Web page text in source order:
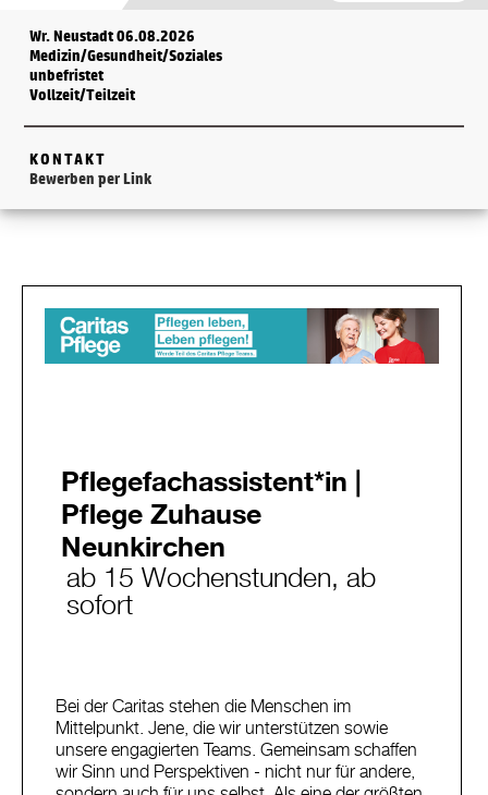
Wr. Neustadt 06.08.2026
Medizin/Gesundheit/Soziales
unbefristet
Vollzeit/Teilzeit
KONTAKT
Bewerben per Link
Pflegefachassistent*in |
Pflege Zuhause
Neunkirchen
ab 15 Wochenstunden, ab
sofort
Bei der Caritas stehen die Menschen im
Mittelpunkt. Jene, die wir unterstützen sowie
unsere engagierten Teams. Gemeinsam schaffen
wir Sinn und Perspektiven - nicht nur für andere,